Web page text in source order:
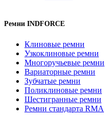
Ремни INDFORCE
Клиновые ремни
Узкоклиновые ремни
Многоручьевые ремни
Вариаторные ремни
Зубчатые ремни
Поликлиновые ремни
Шестигранные ремни
Ремни стандарта RMA